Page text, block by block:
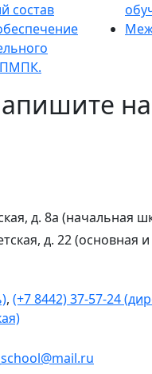
состав
ПМПК.
д. 8а (начальная
д. 22 (основная
, (+7 8442) 37-57-24